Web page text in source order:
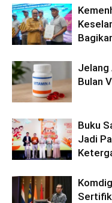
Jelang
Bulan
Buku
Jadi